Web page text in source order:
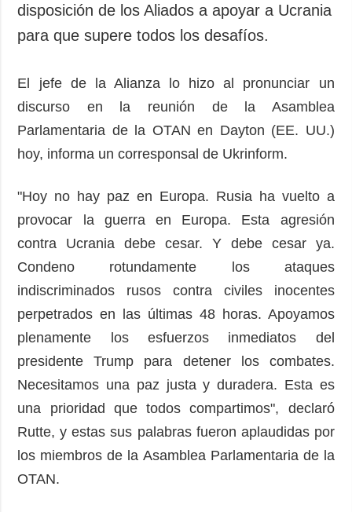
ADICIONAL
Podcasts
Entrevistas
Fotos
Video
Releases
SERVICIOS
Suscripción
imágenes
disposición de los Aliados a apoyar a Ucrania
para que supere todos los desafíos.
El jefe de la Alianza lo hizo al pronunciar un
discurso en la reunión de la Asamblea
Parlamentaria de la OTAN en Dayton (EE. UU.)
hoy, informa un corresponsal de Ukrinform.
"Hoy no hay paz en Europa. Rusia ha vuelto a
provocar la guerra en Europa. Esta agresión
contra Ucrania debe cesar. Y debe cesar ya.
Condeno rotundamente los ataques
indiscriminados rusos contra civiles inocentes
perpetrados en las últimas 48 horas. Apoyamos
plenamente los esfuerzos inmediatos del
presidente Trump para detener los combates.
Necesitamos una paz justa y duradera. Esta es
una prioridad que todos compartimos", declaró
Rutte, y estas sus palabras fueron aplaudidas por
los miembros de la Asamblea Parlamentaria de la
OTAN.